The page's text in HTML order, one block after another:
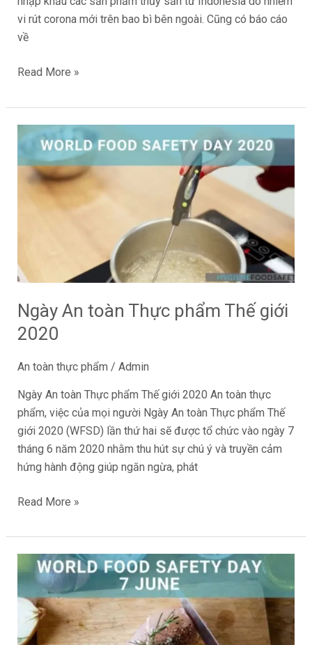
vi rút corona mới trên bao bì bên ngoài. Cũng có báo cáo
về
Read More »
Ngày An toàn Thực phẩm Thế giới
2020
An toàn thực phẩm / Admin
Ngày An toàn Thực phẩm Thế giới 2020 An toàn thực
phẩm, việc của mọi người Ngày An toàn Thực phẩm Thế
giới 2020 (WFSD) lần thứ hai sẽ được tổ chức vào ngày 7
tháng 6 năm 2020 nhằm thu hút sự chú ý và truyền cảm
hứng hành động giúp ngăn ngừa, phát
Ngày
An
toàn
Thực
phẩm
Read More »
Ngày
toàn
Thực
phẩm